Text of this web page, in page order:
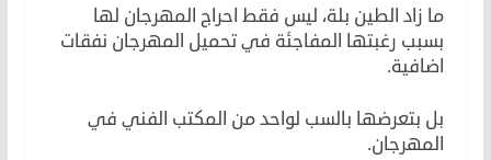
ما زاد الطين بلة، ليس فقط احراج المهرجان لها
بسبب رغبتها المفاجئة في تحميل المهرجان نفقات
اضافية.
بل بتعرضها بالسب لواحد من المكتب الفني في
المهرجان.